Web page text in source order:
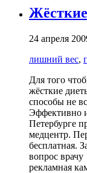
24 апреля
лишний вес,
Для того
жёсткие
способы не
Эффективно
Петербурге
медцентр.
бесплатная.
вопрос
рекламная